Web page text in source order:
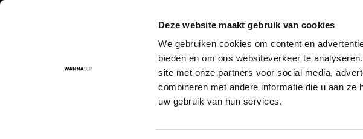
Deze website maakt gebruik van cookies
We gebruiken cookies om content en
bieden en om ons websiteverkeer te
site met onze partners voor social media,
combineren met andere informatie die u aan
uw gebruik van hun services.
Instructievideo's
Voor 17:00 besteld = morgen in huis! De nr. 1 SUP board specialist van Europa